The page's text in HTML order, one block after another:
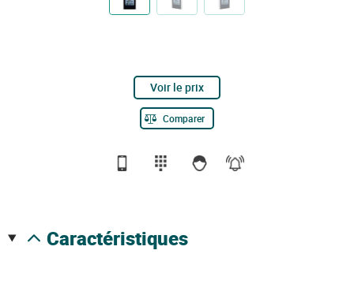
Voir le prix
Comparer
caractéristiques